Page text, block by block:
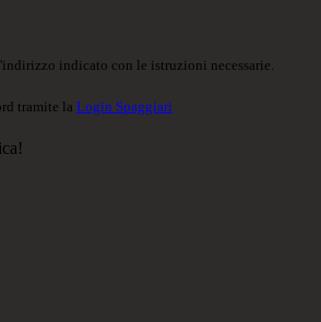
indicato con le istruzioni necessarie.
tramite la Login Spaggiari